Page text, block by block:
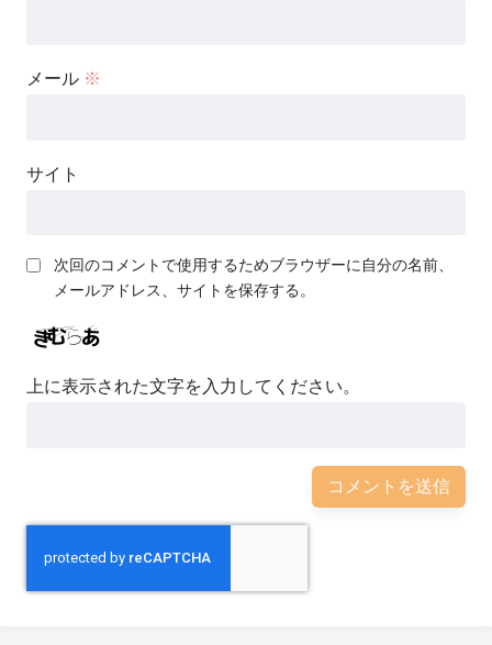
メール ※
サイト
次回のコメントで使用するためブラウザーに自分の名前、
メールアドレス、サイトを保存する。
上に表示された文字を入力してください。